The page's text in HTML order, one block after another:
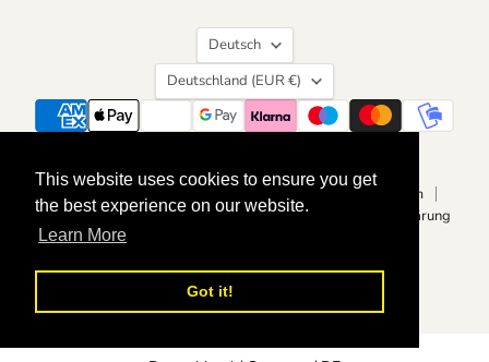
This website uses cookies to ensure you get
the best experience on our website.
Learn More
Got it!
This website uses cookies to ensure you get
the best experience on our website.
Learn More
Got it!
Sprache
Deutsch
Land
Deutschland (EUR €)
Suchen Kontakt Über uns
Widerrufsrecht
Vertrag widerrufen
Datenschutzerklärung
Impressum
Allgemeine Geschäftsbedingungen
Barrierefreiheitserklärung
Powered by Shopify